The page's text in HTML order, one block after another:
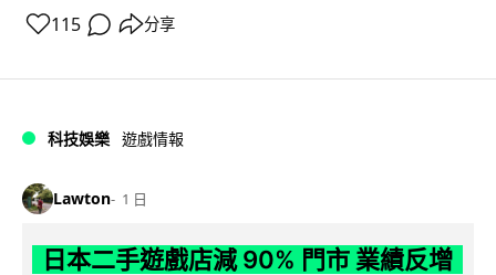
115 分享
科技娛樂 遊戲情報
Lawton 1 日
日本二手遊戲店減 90% 門市 業績反增